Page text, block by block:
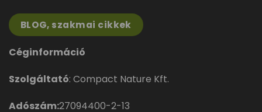
BLOG, szakmai cikkek
Céginformáció
Szolgáltató: Compact Nature Kft.
Adószám:27094400-2-13